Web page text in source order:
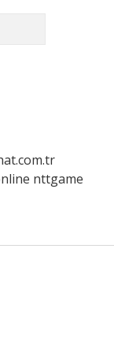
nttgame